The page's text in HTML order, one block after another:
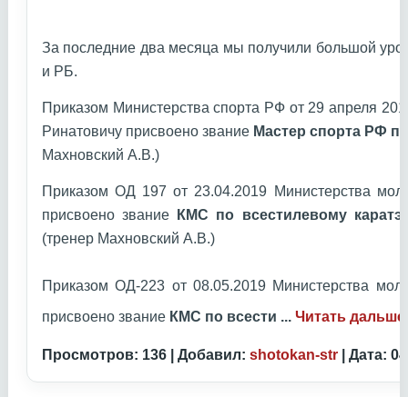
За последние два месяца мы получили большой
и РБ.
Приказом Министерства спорта РФ от 29 апреля
Ринатовичу присвоено звание Мастер спорта РФ
Махновский А.В.)
Приказом ОД 197 от 23.04.2019 Министерства
присвоено звание
КМС по всестилевому каратэ
(тренер Махновский А.В.)
Приказом ОД-223 от 08.05.2019 Министерства
присвоено звание КМС по всести ... Читать дальше
Просмотров: 136 | Добавил: shotokan-str | Дата: